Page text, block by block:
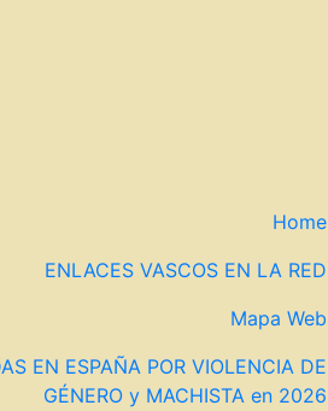
Home
ENLACES VASCOS EN LA RED
Mapa Web
EN ESPAÑA POR VIOLENCIA DE
GÉNERO y MACHISTA en 2026